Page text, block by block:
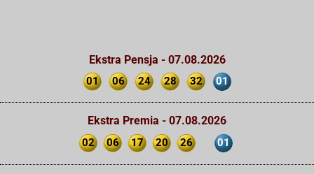
Ekstra Pensja - 07.08.2026
01 06 24 28 32 01
Ekstra Premia - 07.08.2026
02 06 17 20 26 01